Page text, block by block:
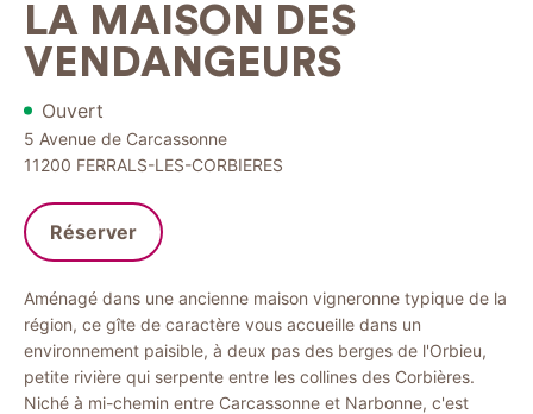
LA MAISON DES
VENDANGEURS
Ouvert
5 Avenue de Carcassonne
11200 FERRALS-LES-CORBIERES
Réserver
Aménagé dans une ancienne maison vigneronne typique de la
région, ce gîte de caractère vous accueille dans un
environnement paisible, à deux pas des berges de l'Orbieu,
petite rivière qui serpente entre les collines des Corbières.
Niché à mi-chemin entre Carcassonne et Narbonne, c'est